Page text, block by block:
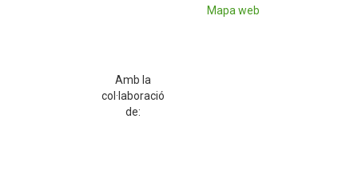
Mapa web
Amb la
col·laboració
de: